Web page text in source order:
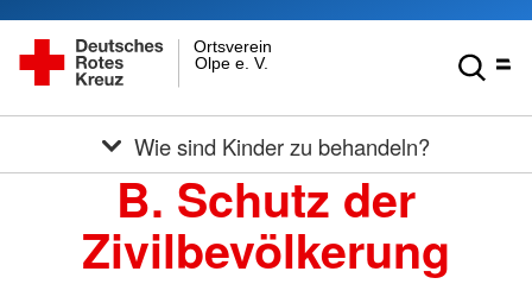
Olpe e. V.
Ortsverein
Wie sind Kinder zu behandeln?
B. Schutz der
Zivilbevölkerung